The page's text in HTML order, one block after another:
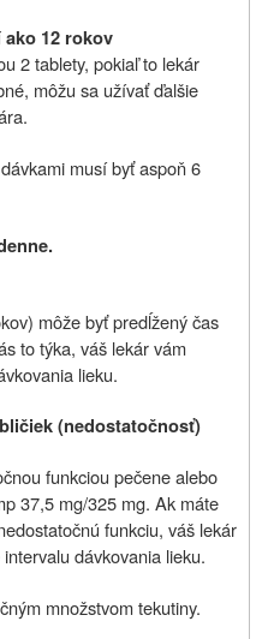
12 rokov
2 tablety, pokiaľ to lekár
môžu sa užívať ďalšie
musí byť aspoň 6
môže byť predĺžený čas
to týka, váš lekár vám
lieku.
(nedostatočnosť)
funkciou pečene alebo
37,5 mg/325 mg. Ak máte
funkciu, váš lekár
dávkovania lieku.
množstvom tekutiny.